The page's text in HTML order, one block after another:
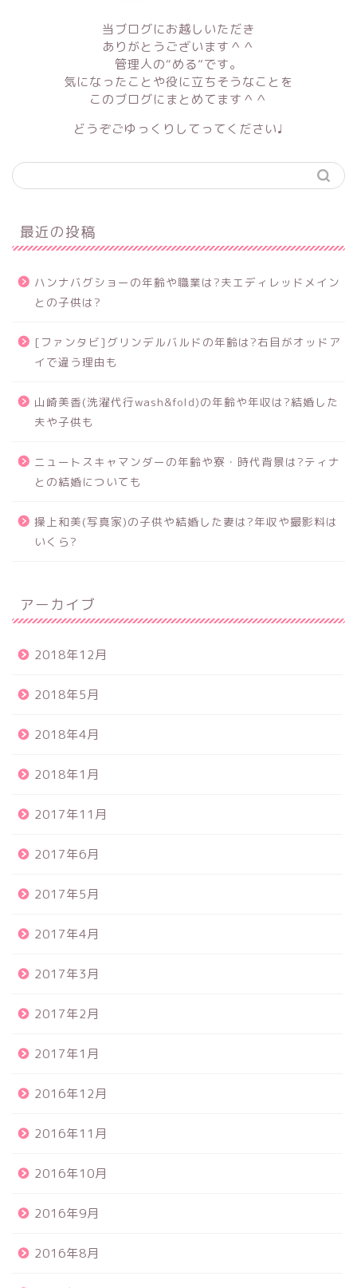
当ブログにお越しいただき
ありがとうございます＾＾
管理人の“める”です。
気になったことや役に立ちそうなことを
このブログにまとめてます＾＾
どうぞごゆっくりしてってください♩
最近の投稿
ハンナバグショーの年齢や職業は?夫エディレッドメイン
との子供は?
[ファンタビ]グリンデルバルドの年齢は?右目がオッドア
イで違う理由も
山崎美香(洗濯代行wash&fold)の年齢や年収は?結婚した
夫や子供も
ニュートスキャマンダーの年齢や寮・時代背景は?ティナ
との結婚についても
操上和美(写真家)の子供や結婚した妻は?年収や撮影料は
いくら?
アーカイブ
2018年12月
2018年5月
2018年4月
2018年1月
2017年11月
2017年6月
2017年5月
2017年4月
2017年3月
2017年2月
2017年1月
2016年12月
2016年11月
2016年10月
2016年9月
2016年8月